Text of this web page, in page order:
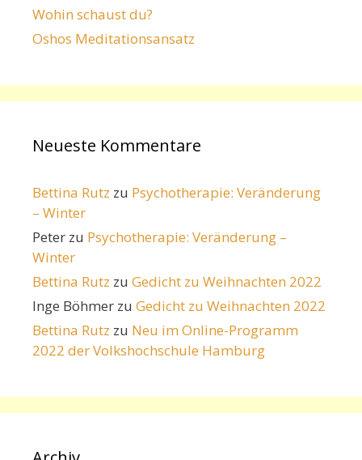
Wohin schaust du?
Oshos Meditationsansatz
Neueste Kommentare
Bettina Rutz zu Psychotherapie: Veränderung
– Winter
Peter zu Psychotherapie: Veränderung –
Winter
Bettina Rutz zu Gedicht zu Weihnachten 2022
Inge Böhmer zu Gedicht zu Weihnachten 2022
Bettina Rutz zu Neu im Online-Programm
2022 der Volkshochschule Hamburg